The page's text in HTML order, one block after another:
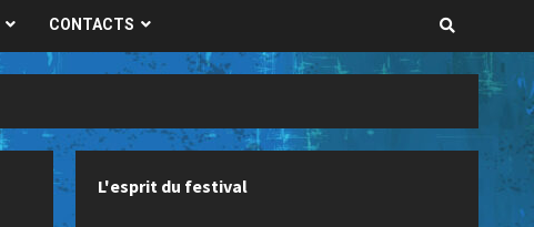
CONTACTS
L'esprit du festival